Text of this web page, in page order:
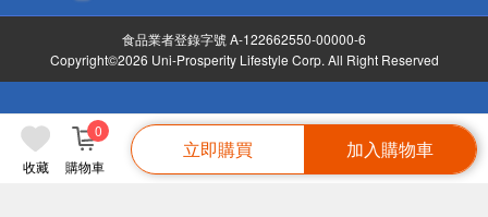
收藏 購物車
0
立即購買 加入購物車
食品業者登錄字號 A-122662550-00000-6
Copyright©2026 Uni-Prosperity Lifestyle Corp. All Right Reserved